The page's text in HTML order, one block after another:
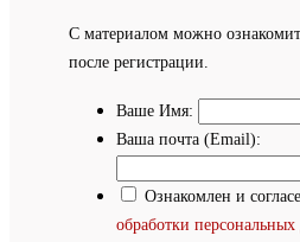
С материалом можно
после регистрации.
Ваше Имя:
Ваша почта (Email):
Ознакомлен и
обработки